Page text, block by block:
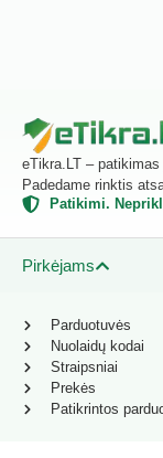
eTikra.LT –
Padedame rinktis
Patikimi.
Pirkėjams
Parduotuvės
Nuolaidų kodai
Straipsniai
Prekės
Patikrintos